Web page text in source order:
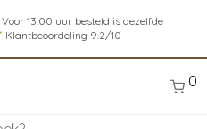
Voor 13.00 uur besteld is dezelfde
Klantbeoordeling 9.2/10
0